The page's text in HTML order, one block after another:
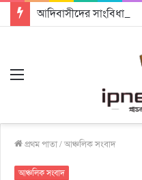
প্রথম পাতা/আঞ্চলিক সংবাদ
আঞ্চলিক সংবাদ